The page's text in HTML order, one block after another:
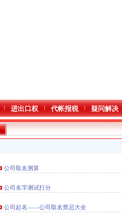
进出口权 代帐报税 疑问解决
公司取名测算
公司名字测试打分
公司起名——公司取名禁忌大全